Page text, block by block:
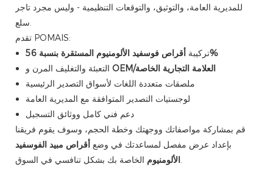
للمديرية العامة، والتوثيق، والتوقعات التنظيمية - وليس مجرد تاجر
سلع.
تقدم POMAIS:
تركيبةأقراص فوسفيد الألومنيوم المستقرة بنسبة 56%
OEM/العلامة التجارية الخاصة
ملصقات متعددة اللغات لأسواق التصدير الرئيسية
لوجستيات التصدير المتوافقة مع المديرية العامة
دعم فني كامل ووثائق التسجيل
قم بمشاركة مواصفاتك ووجهتك وخطة الحجم، وسوف يقوم فريقنا
بإعداد عرض مفصل لمساعدتك في وضع أقراص مبيد الفوسفيد
الألومنيومالخاصة بك بشكل تنافسي في السوق.